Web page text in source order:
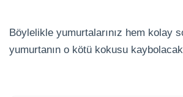
Böylelikle yumurtalarınız hem kolay
yumurtanın o kötü kokusu